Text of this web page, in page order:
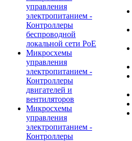
управления
электропитанием -
Контроллеры
беспроводной
локальной сети PoE
Микросхемы
управления
электропитанием -
Контроллеры
двигателей и
вентиляторов
Микросхемы
управления
электропитанием -
Контроллеры